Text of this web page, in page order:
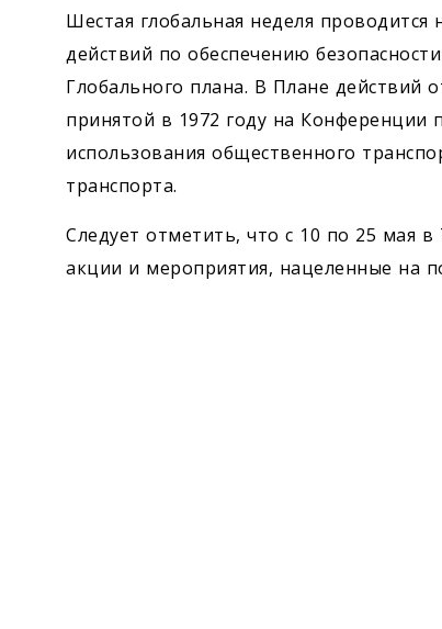
Шестая глобальная неделя
действий по обеспечению
Глобального плана. В Плане действий
принятой в 1972 году на
использования общественного
транспорта.
Следует отметить, что с 10 по 25 мая в
акции и мероприятия, нацеленные на